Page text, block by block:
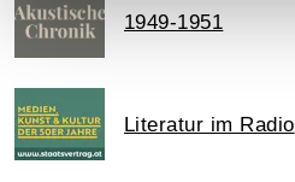
1949-1951
Literatur im Radio